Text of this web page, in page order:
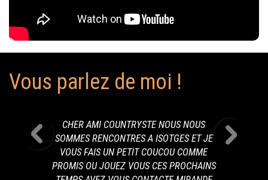
Vous parlez de moi !
CHER AMI COUNTRYSTE NOUS NOUS
SOMMES RENCONTRES A ISOTGES ET JE
VOUS FAIS UN PETIT COUCOU COMME
PROMIS OU JOUEZ VOUS CES PROCHAINS